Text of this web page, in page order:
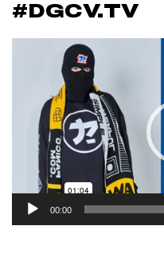
#DGCV.TV
Reproductor
vídeo
00:00